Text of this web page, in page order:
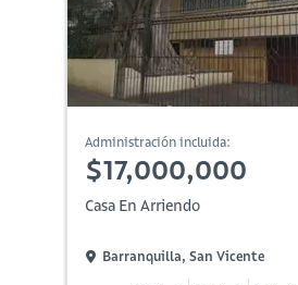
Administración incluida:
$17,000,000
Casa En Arriendo
Barranquilla, San Vicente